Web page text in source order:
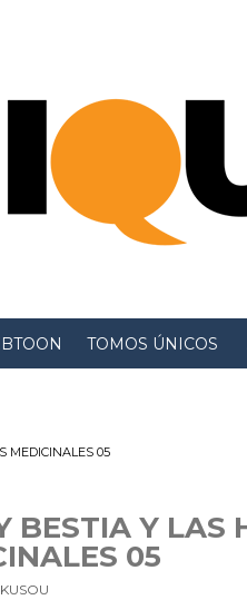
TOMOS ÚNICOS
MEDICINALES 05
BESTIA Y LAS
05